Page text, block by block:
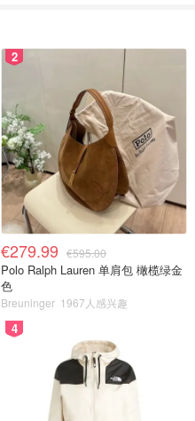
2
€279.99 €595.00
Polo Ralph Lauren 单肩包 橄榄绿金
色
Breuninger 1967人感兴趣
4